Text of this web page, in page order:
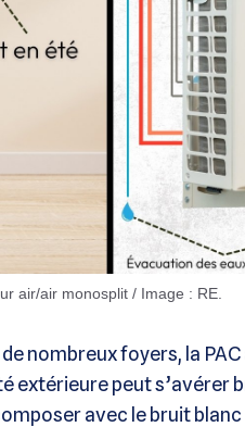
air/air monosplit / Image : RE.
nombreux foyers, la
extérieure peut s’avérer
avec le bruit blanc